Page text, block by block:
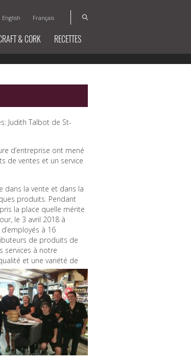
English Français
& CORK RECETTES
Judith Talbot de St-
d’entreprise ont mené
de ventes et un service
dans la vente et dans la
produits. Pendant
la place quelle mérite
le 3 avril 2018 à
à 16
de produits de
services à notre
et une variété de